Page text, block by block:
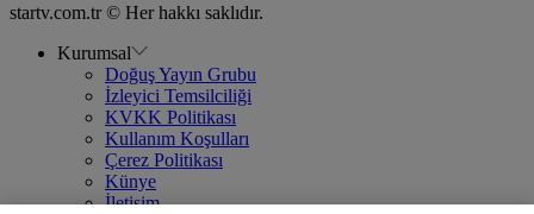
startv.com.tr © Her hakkı saklıdır.
Kurumsal
Doğuş Yayın Grubu
İzleyici Temsilciliği
KVKK Politikası
Kullanım Koşulları
Çerez Politikası
Künye
İletişim